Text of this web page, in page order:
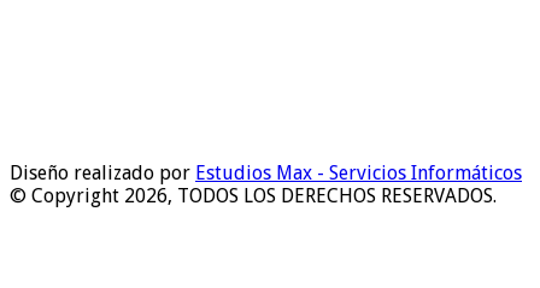
Diseño realizado por Estudios Max - Servicios Informáticos
© Copyright 2026, TODOS LOS DERECHOS RESERVADOS.